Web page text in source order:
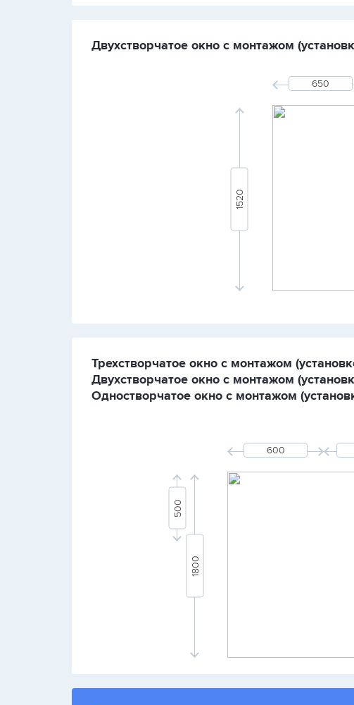
Двухстворчатое окно с монтажом
Трехстворчатое окно с монтажом
Двухстворчатое окно с монтажом
Одностворчатое окно с монтажом